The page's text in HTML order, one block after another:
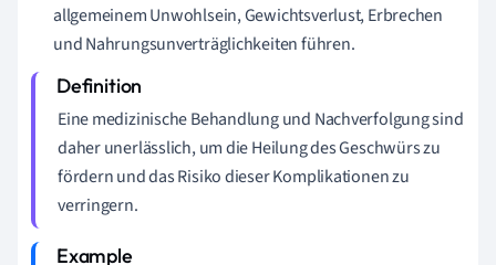
allgemeinem Unwohlsein, Gewichtsverlust, Erbrechen
und Nahrungsunverträglichkeiten führen.
Eine medizinische Behandlung und Nachverfolgung sind
daher unerlässlich, um die Heilung des Geschwürs zu
fördern und das Risiko dieser Komplikationen zu
verringern.